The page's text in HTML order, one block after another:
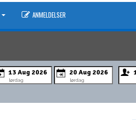
ANMELDELSER
lørdag lørdag